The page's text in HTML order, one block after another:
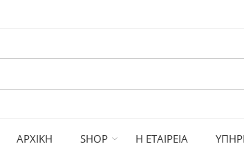
ΑΡΧΙΚΗ SHOP Η ΕΤΑΙΡΕΙΑ